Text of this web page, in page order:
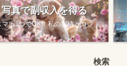
写真で副収入を得る
マホ1つでOK！私の実績とコツ
検索